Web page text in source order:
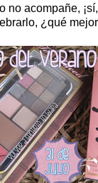
no acompañe,
¿qué